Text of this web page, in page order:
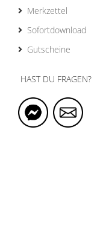
Merkzettel
Sofortdownload
Gutscheine
HAST DU FRAGEN?